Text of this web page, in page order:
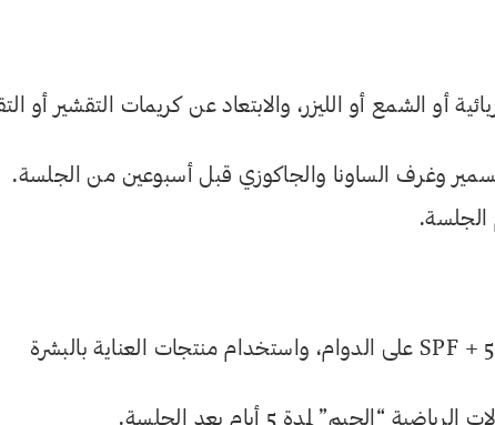
أو الشمع أو الليزر، والابتعاد عن كريمات التقشير أو
وغرف الساونا والجاكوزي قبل أسبوعين من الجلسة.
– بعد الجلسة، واظب على وضع الواقي الشمسي SPF + 50 على الدوام، واستخدام منتجات العناية بالبشرة
لمدة 5 أيام بعد الجلسة.